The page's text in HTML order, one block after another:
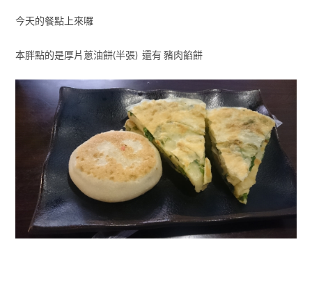
今天的餐點上來囉
本胖點的是厚片蔥油餅(半張) 還有 豬肉餡餅